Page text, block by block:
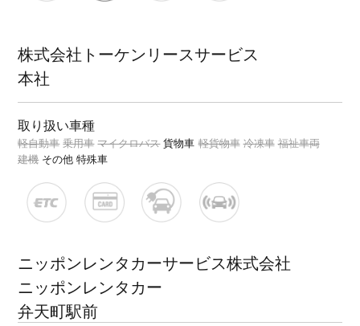
株式会社トーケンリースサービス
本社
取り扱い車種
軽自動車 乗用車 マイクロバス 貨物車 軽貨物車 冷凍車 福祉車両
建機 その他 特殊車
ニッポンレンタカーサービス株式会社
ニッポンレンタカー
弁天町駅前